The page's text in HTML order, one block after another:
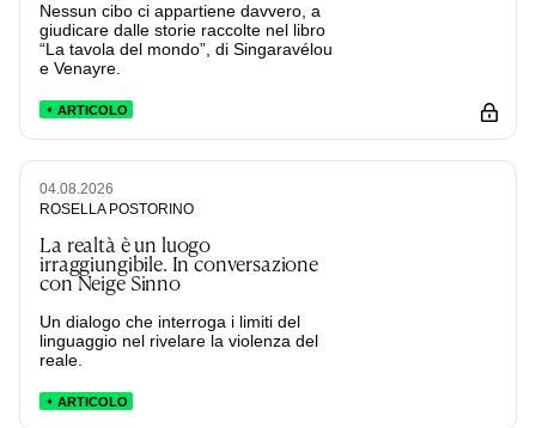
Nessun cibo ci appartiene davvero, a
giudicare dalle storie raccolte nel libro
“La tavola del mondo”, di Singaravélou
e Venayre.
ARTICOLO
04.08.2026
ROSELLA POSTORINO
La realtà è un luogo
irraggiungibile. In conversazione
con Neige Sinno
Un dialogo che interroga i limiti del
linguaggio nel rivelare la violenza del
reale.
ARTICOLO